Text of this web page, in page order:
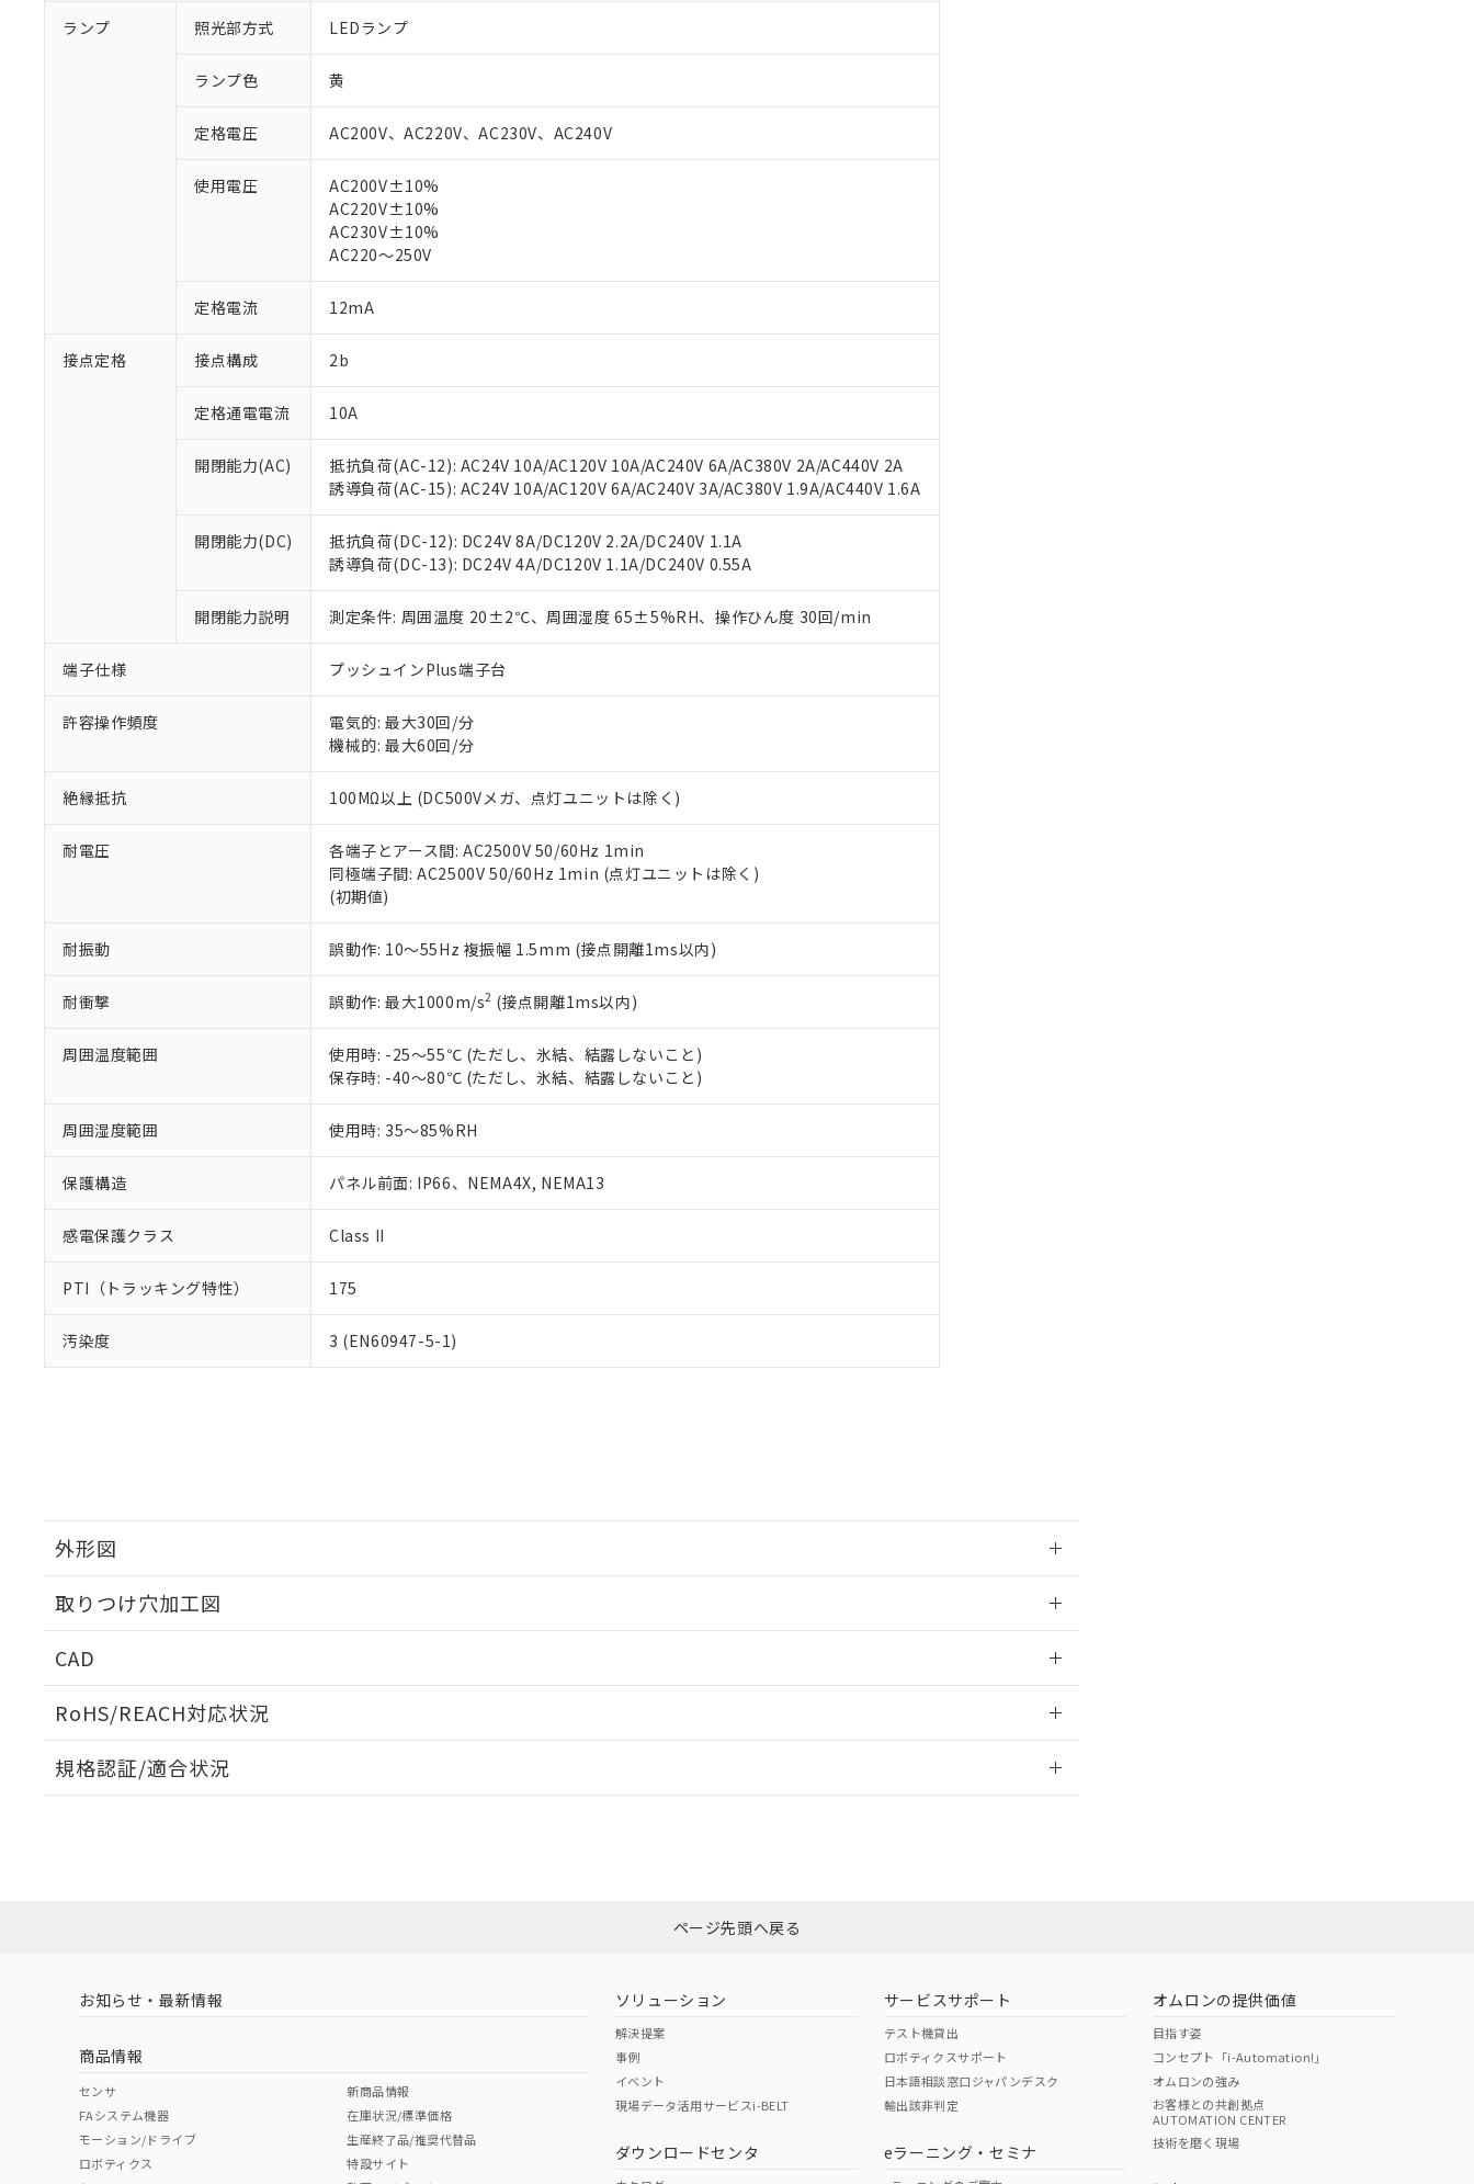
ランプ 照光部方式 LEDランプ
ランプ色 黄
定格電圧 AC200V、AC220V、AC230V、AC240V
使用電圧
AC200V±10%
AC220V±10%
AC230V±10%
AC220～250V
定格電流 12mA
接点定格 接点構成 2b
定格通電電流 10A
開閉能力(AC)
抵抗負荷(AC-12): AC24V 10A/AC120V 10A/AC240V 6A/AC380V 2A/AC440V 2A
誘導負荷(AC-15): AC24V 10A/AC120V 6A/AC240V 3A/AC380V 1.9A/AC440V 1.6A
開閉能力(DC)
抵抗負荷(DC-12): DC24V 8A/DC120V 2.2A/DC240V 1.1A
誘導負荷(DC-13): DC24V 4A/DC120V 1.1A/DC240V 0.55A
開閉能力説明 測定条件: 周囲温度 20±2℃、周囲湿度 65±5%RH、操作ひん度 30回/min
端子仕様 プッシュインPlus端子台
許容操作頻度
電気的: 最大30回/分
機械的: 最大60回/分
絶縁抵抗 100MΩ以上 (DC500Vメガ、点灯ユニットは除く)
耐電圧
各端子とアース間: AC2500V 50/60Hz 1min
同極端子間: AC2500V 50/60Hz 1min (点灯ユニットは除く)
(初期値)
耐振動 誤動作: 10～55Hz 複振幅 1.5mm (接点開離1ms以内)
耐衝撃 誤動作: 最大1000m/s2 (接点開離1ms以内)
周囲温度範囲
使用時: -25～55℃ (ただし、氷結、結露しないこと)
保存時: -40～80℃ (ただし、氷結、結露しないこと)
周囲湿度範囲 使用時: 35～85%RH
保護構造 パネル前面: IP66、NEMA4X, NEMA13
感電保護クラス Class II
PTI（トラッキング特性） 175
汚染度 3 (EN60947-5-1)
外形図
取りつけ穴加工図
CAD
RoHS/REACH対応状況
EU RoHS 注意事項・凡例
ダウンロードはこちら
中国 RoHS 注意事項・凡例
中国 RoHS表
Pb Hg Cr(VI)
規格認証/適合状況
ご利用条件
以下の条件をお読みいただき、同意のうえご利用ください。
当社制御機器事業取扱商品の中には、本サービスの対象外となる商品もあることをご了承ください。
のであり、閲覧された時点での実際の在庫および標準価格とは異なる場合があることをご了承くださ
当社販売員にご相談ください。
オムロン制御機器販売店や当社販売拠点は「販売ネットワーク
」をご確認ください。
在庫状況および標準価格結果を当社の事前の承諾なく第三者に漏洩または開示しないようお願いしま
マイパーツ機能（部品リスト作成サービス）をご利用いただくには、I-Webメンバーズにご登録され
ている必要があります。
お客様が当ウェブサイト上で当社にご登録された部品リストについて、当社および当社の共同利用者
が、当社の製品・サービスに関するお客様との取引・商談に必要な範囲で利用することをご了承くだ
さい。
※当社の共同利用者とは、
※1 対応状況
対応済み：EU RoHS指令（10物質）の非含有に対応した製品が提供可能な商品です。
対応予定：EU RoHS指令（10物質）の非含有に対応した製品に切り替える予定のある商品です。
対応予定なし：EU RoHS指令（10物質）の非含有に非対応の商品で、対応品を出す予定はありません。
調査・確認中：EU RoHS指令（10物質）の非含有の対応状況を調査中または確認中の商品です。
非該当品：ライセンス料など無形物で、有害物質有無と関係のない商品です。
仕入先様の事情により、非含有部品としていたものが、含有品と判明した場合などやむを得ず変更すること
があります。
鉛(Pb) 1000ppm以下、 水銀(Hg) 1000ppm以下、 カドミウム(Cd) 100ppm以下、
フタル酸エステル類の４物質については閾値を超える意図的な使用がないことを確認しています。
※2 対応予定月
部品在庫の切り替え状況などにより、予定月が前後することがあります。
※3 非含有証明書ダウンロード
下記の非含有証明書をダウンロードすることができます。
51物質の非含有証明書（当社基準）
※本証明書は発行日時点で非含有を証明するもので、過去に遡って非含有を証明するものではありません。
また、RoHS指令のフタル酸エステル類４物質の対応では、対応完了までの期間は出荷製品に未対応品が
混在することから備考欄に対応日を記載しておりました。
既に当社にて対応品への在庫切替を完了していることから、特段のことがない限り、2022年1月12日よ
り割愛しております。
※1 中国RoHS○×表
「○」：最大均質材料含有率が中国RoHSの基準値以下であることを示します。
「×」：最大均質材料含有率が中国RoHSの基準値を超えていることを示します。
「－」：未確認です。当社販売部門へお問い合わせください。
Cr(Ⅵ)(六価クロム) : 1000ppm、 PBBs(ポリ臭化ビフェニル類) : 1000ppm、 PBDEs(ポリ臭化ジフェニルエーテル類) : 1000ppm、
DBP(フタル酸ジブチル) : 1000ppm、 DIBP(フタル酸ジイソブチル) : 1000ppm、 BBP(フタル酸ブチルベンジル) : 1000ppm、
DEHP(フタル酸ビス(2-エチルヘキシル)) : 1000ppm
※2 環境保護使用期限
「ｅ」：有害物質（10物質）のすべてが基準値以下であることを示します。
「10」：通常の使用状況下において有害物質が外部に漏えいし、環境に深刻な影響を及ぼさない年数を意
味します。
などの必要な手続きをとります。
ます。
置等に一切使用いたしません。
当社は、貴社製品を第三者に販売する場合は、上記1、2および3の内容を当該第三者に通知します。
また当社は、販売先および販売に係わる関係者が違法に輸出するおそれがある場合は、取り引きをい
たしません。
合意する キャンセル
△ 一定数には満たないが在庫あり
機器販売店・当社販売員にご確認ください)
白
ページ先頭へ戻る
お知らせ・最新情報
商品情報
センサ
FAシステム機器
モーション/ドライブ
ロボティクス
新商品情報
在庫状況/標準価格
生産終了品/推奨代替品
特設サイト
ソリューション
解決提案
事例
イベント
現場データ活用サービスi-BELT
ダウンロードセンタ
サービスサポート
テスト機貸出
ロボティクスサポート
日本語相談窓口ジャパンデスク
輸出該非判定
eラーニング・セミナ
オムロンの提供価値
目指す姿
コンセプト「i-Automation!」
オムロンの強み
お客様との共創拠点
AUTOMATION CENTER
技術を磨く現場